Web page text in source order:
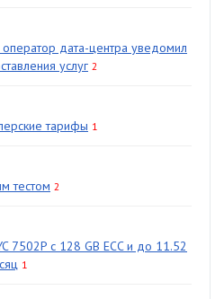
дата-центра уведомил
услуг 2
тарифы 1
тестом 2
7502P с 128 GB ECC и до 11.52
1